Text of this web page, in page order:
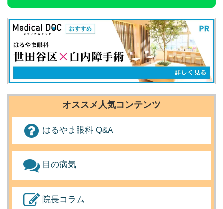
オススメ人気コンテンツ
はるやま眼科 Q&A
目の病気
院長コラム